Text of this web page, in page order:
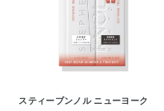
スティーブンノル ニューヨーク